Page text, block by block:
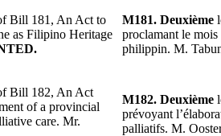
Bill 181, An Act to
as Filipino Heritage
M181. Deuxième
proclamant le
philippin. M.
Bill 182, An Act
of a provincial
care. Mr.
M182. Deuxième
prévoyant
palliatifs. M.